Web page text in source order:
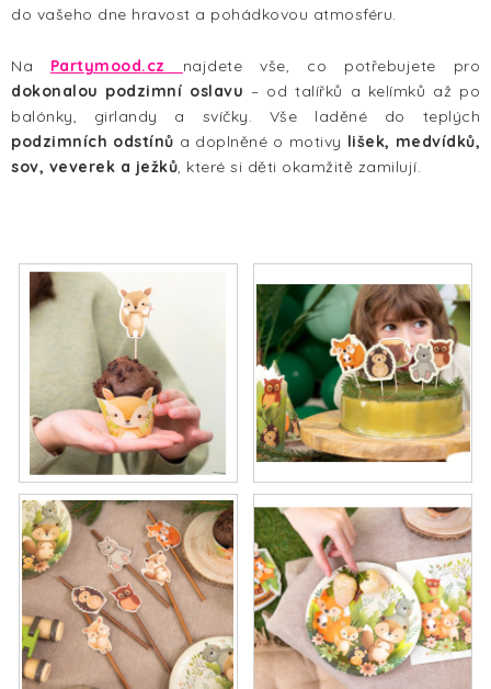
Hodnocení obchodu
do vašeho dne hravost a pohádkovou atmosféru.
Na Partymood.cz najdete vše, co potřebujete pro
dokonalou podzimní oslavu – od talířků a kelímků až po
balónky, girlandy a svíčky. Vše laděné do teplých
podzimních odstínů a doplněné o motivy lišek, medvídků,
sov, veverek a ježků, které si děti okamžitě zamilují.